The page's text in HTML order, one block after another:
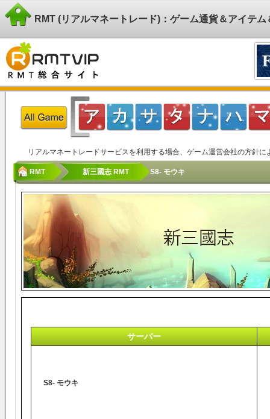
RMT (リアルマネートレード)：ゲーム通貨＆アイテ
リアルマネートレードサービスを利用する場合、ゲーム運営会社の方針
RMT 新三國志 RMT S8- モウキ
サーバー
S8- モウキ